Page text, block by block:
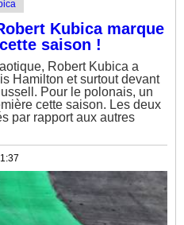
Kubica marque
saison !
Robert Kubica a
Hamilton et surtout devant
Pour le polonais, un
cette saison. Les deux
par rapport aux autres